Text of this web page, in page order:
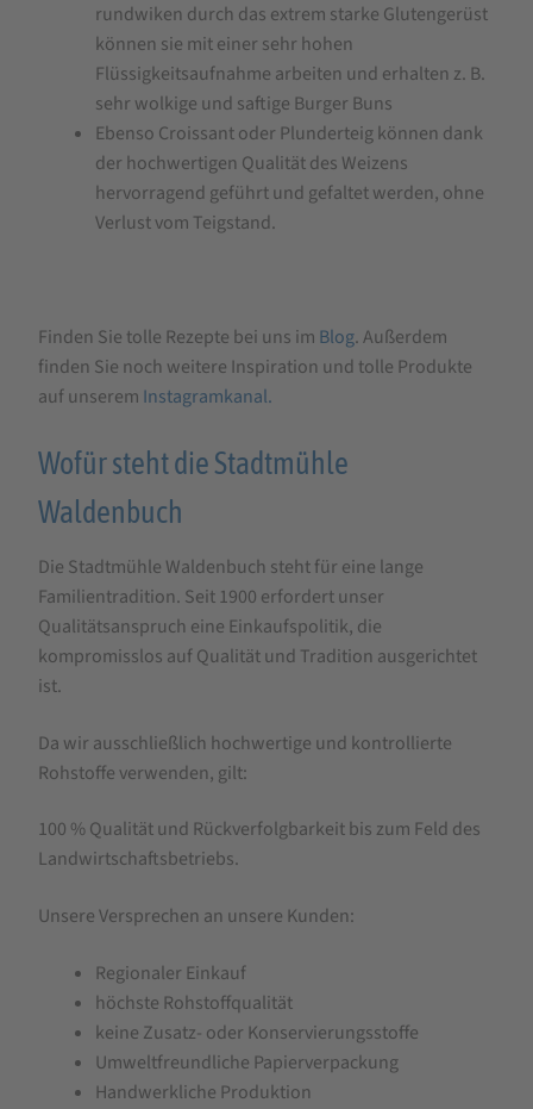
rundwiken durch das extrem starke Glutengerüst
können sie mit einer sehr hohen
Flüssigkeitsaufnahme arbeiten und erhalten z. B.
sehr wolkige und saftige Burger Buns
Ebenso Croissant oder Plunderteig können dank
der hochwertigen Qualität des Weizens
hervorragend geführt und gefaltet werden, ohne
Verlust vom Teigstand.
Finden Sie tolle Rezepte bei uns im Blog. Außerdem
finden Sie noch weitere Inspiration und tolle Produkte
auf unserem Instagramkanal.
Wofür steht die Stadtmühle
Waldenbuch
Die Stadtmühle Waldenbuch steht für eine lange
Familientradition. Seit 1900 erfordert unser
Qualitätsanspruch eine Einkaufspolitik, die
kompromisslos auf Qualität und Tradition ausgerichtet
ist.
Da wir ausschließlich hochwertige und kontrollierte
Rohstoffe verwenden, gilt:
100 % Qualität und Rückverfolgbarkeit bis zum Feld des
Landwirtschaftsbetriebs.
Unsere Versprechen an unsere Kunden:
Regionaler Einkauf
höchste Rohstoffqualität
keine Zusatz- oder Konservierungsstoffe
Umweltfreundliche Papierverpackung
Handwerkliche Produktion